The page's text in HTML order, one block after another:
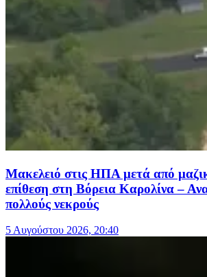
Μακελειό στις ΗΠΑ μετά από
επίθεση στη Βόρεια Καρολίνα –
πολλούς νεκρούς
5 Αυγούστου 2026, 20:40